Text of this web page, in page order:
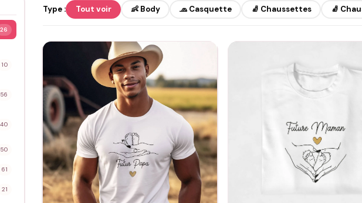
26
10
56
40
50
61
21
Type : Tout voir 👶 Body 🧢 Casquette 🧦 Chaussettes 🧦